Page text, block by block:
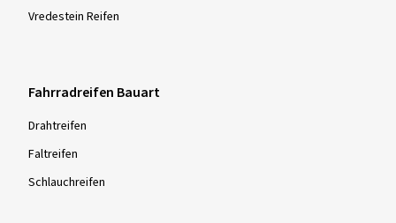
Vredestein Reifen
Fahrradreifen Bauart
Drahtreifen
Faltreifen
Schlauchreifen